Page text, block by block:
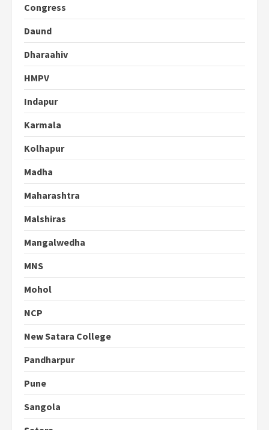
Congress
Daund
Dharaahiv
HMPV
Indapur
Karmala
Kolhapur
Madha
Maharashtra
Malshiras
Mangalwedha
MNS
Mohol
NCP
New Satara College
Pandharpur
Pune
Sangola